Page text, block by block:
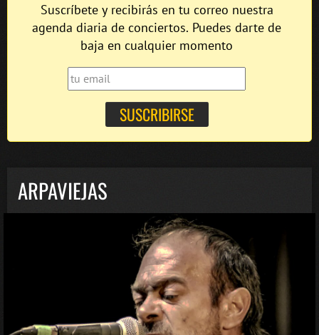
Suscríbete y recibirás en tu correo nuestra
agenda diaria de conciertos. Puedes darte de
baja en cualquier momento
ARPAVIEJAS